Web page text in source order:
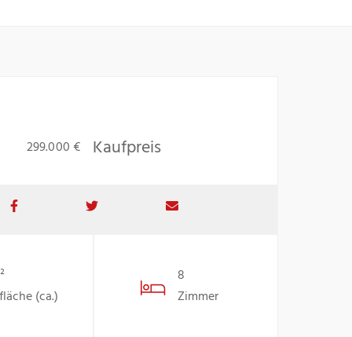
299.000 € Kaufpreis
(ca.)
8
Zimmer